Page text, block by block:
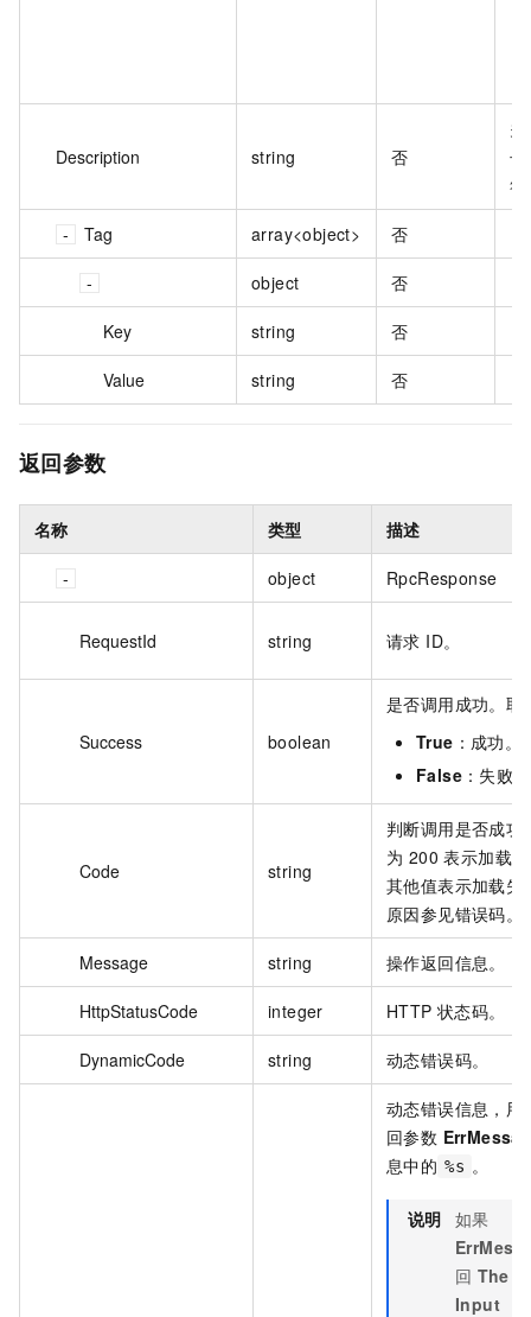
Description string 否
符
Tag array<object> 否
object 否
Key string 否
Value string 否
返回参数
名称 类型 描述
object RpcResponse
RequestId string 请求 ID。
Success boolean
是否调用成功。取
True ：成功。
False ：失败。
Code string
判断调用是否成功
为 200 表示加载
其他值表示加载失
原因参见错误码。
Message string 操作返回信息。
HttpStatusCode integer HTTP 状态码。
DynamicCode string 动态错误码。
动态错误信息，用
回参数
息中的 %s 。
说明 如果
回 The
Input